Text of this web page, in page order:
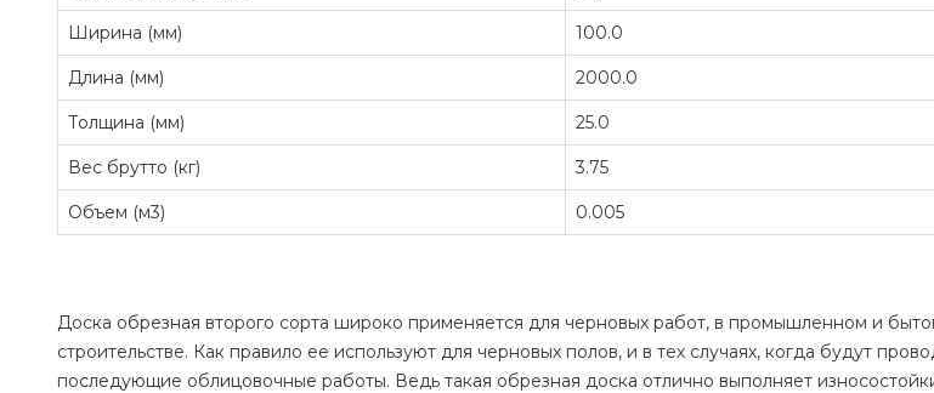
Ширина (мм) 100.0
Длина (мм) 2000.0
Толщина (мм) 25.0
Вес брутто (кг) 3.75
Объем (м3) 0.005
Доска обрезная второго сорта широко применяется для черновых работ, в промышленном и
строительстве. Как правило ее используют для черновых полов, и в тех случаях, когда будут
последующие облицовочные работы. Ведь такая обрезная доска отлично выполняет